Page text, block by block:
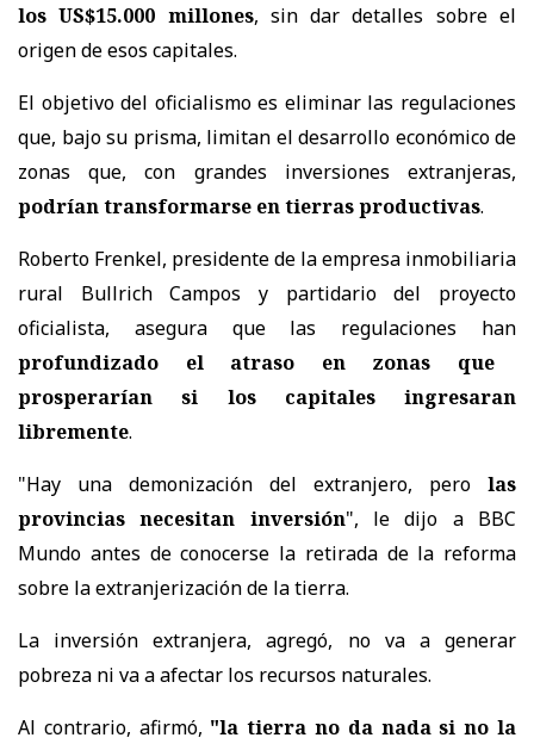
los US$15.000 millones, sin dar detalles sobre el
origen de esos capitales.
El objetivo del oficialismo es eliminar las regulaciones
que, bajo su prisma, limitan el desarrollo económico de
zonas que, con grandes inversiones extranjeras,
podrían transformarse en tierras productivas.
Roberto Frenkel, presidente de la empresa inmobiliaria
rural Bullrich Campos y partidario del proyecto
oficialista, asegura que las regulaciones han
profundizado el atraso en zonas que
prosperarían si los capitales ingresaran
libremente.
"Hay una demonización del extranjero, pero las
provincias necesitan inversión", le dijo a BBC
Mundo antes de conocerse la retirada de la reforma
sobre la extranjerización de la tierra.
La inversión extranjera, agregó, no va a generar
pobreza ni va a afectar los recursos naturales.
Al contrario, afirmó, "la tierra no da nada si no la